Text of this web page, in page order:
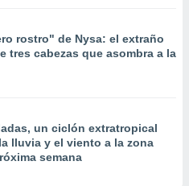
rostro" de Nysa: el extraño
tres cabezas que asombra a la
un ciclón extratropical
lluvia y el viento a la zona
semana